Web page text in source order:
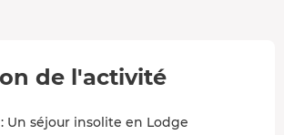
de l'activité
Un séjour insolite en Lodge